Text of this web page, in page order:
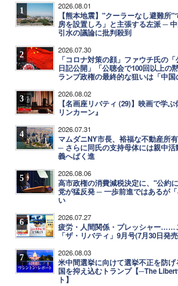
1 2026.08.01
【熊本地震】"クーラーなし避難所
房を設置しろ」と主張する左派 ─
引水の議論に批判殺到
2 2026.07.30
「コロナ対策の顔」ファウチ氏の
日記公開」「公聴会で100回以上の
ランプ政権の最終的な狙いは「中
3 2026.08.02
【名画座リバティ (29)】映画で学
リンカーン』
4 2026.07.31
マムダニNY市長、裕福な不動産所
─ さらに同氏の支持母体には親中
義へばく進
5 2026.08.06
高市政権の消費減税決定に、"公約
党が猛反発 ─ 一歩前進ではあるが
い
6 2026.07.27
疲労・人間関係・プレッシャー……
「ザ・リバティ」9月号(7月30日発
7 2026.08.03
米中間選挙に向けて選挙不正を防
国を抑え込むトランプ【─The
ト】